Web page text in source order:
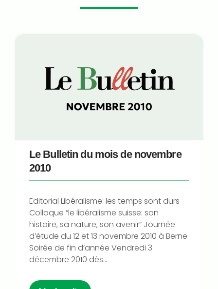
Le Bulletin du mois de novembre
2010
Editorial Libéralisme: les temps sont durs
Colloque “le libéralisme suisse: son
histoire, sa nature, son avenir” Journée
d’étude du 12 et 13 novembre 2010 à Berne
Soirée de fin d’année Vendredi 3
décembre 2010 dès...